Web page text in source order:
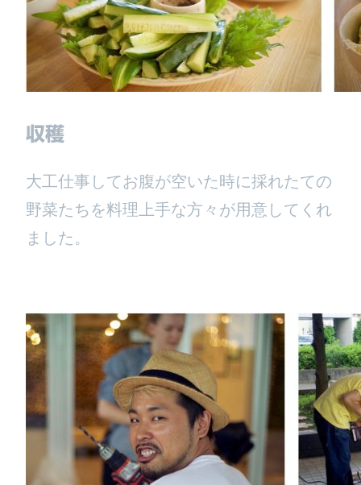
収穫
大工仕事してお腹が空いた時に採れたての
野菜たちを料理上手な方々が用意してくれ
ました。